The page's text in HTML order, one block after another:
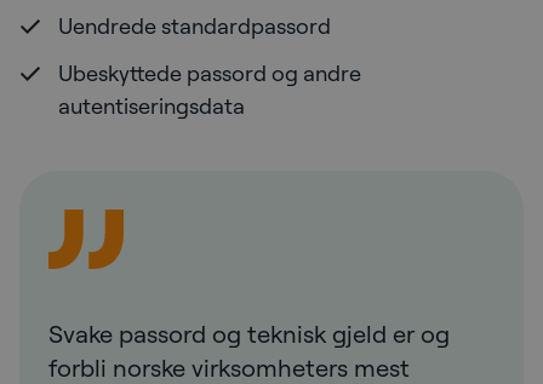
Uendrede standardpassord
Ubeskyttede passord og andre
autentiseringsdata
Svake passord og teknisk gjeld er og
forbli norske virksomheters mest